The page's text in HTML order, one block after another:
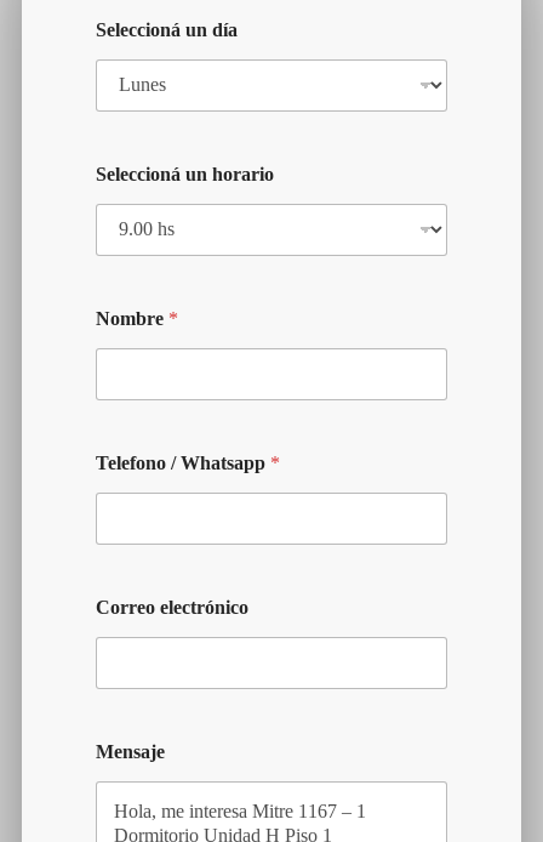
Seleccioná un día
Seleccioná un horario
Nombre *
Telefono / Whatsapp *
Correo electrónico
Mensaje